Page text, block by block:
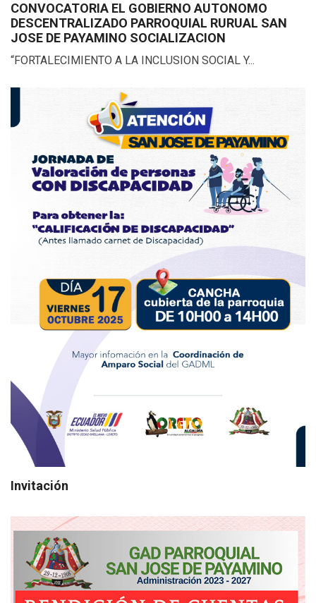
CONVOCATORIA EL GOBIERNO AUTONOMO
DESCENTRALIZADO PARROQUIAL RURUAL SAN
JOSE DE PAYAMINO SOCIALIZACION
“FORTALECIMIENTO A LA INCLUSION SOCIAL Y...
Invitación